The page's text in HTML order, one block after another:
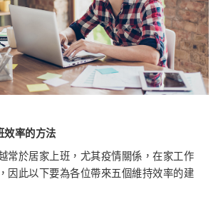
效率的方法
常於居家上班，尤其疫情關係，在家工作
因此以下要為各位帶來五個維持效率的建